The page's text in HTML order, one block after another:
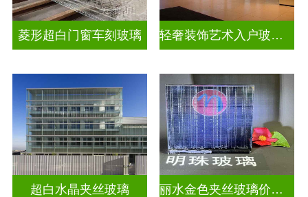
菱形超白门窗车刻玻璃 轻奢装饰艺术入户玻璃屏风隔断
超白水晶夹丝玻璃 丽水金色夹丝玻璃价钱表